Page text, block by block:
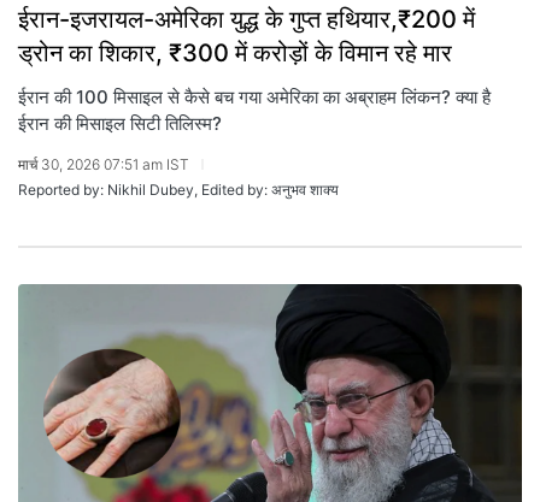
ईरान-इजरायल-अमेरिका युद्ध के गुप्त हथियार,₹200 में
ड्रोन का शिकार, ₹300 में करोड़ों के विमान रहे मार
ईरान की 100 मिसाइल से कैसे बच गया अमेरिका का अब्राहम लिंकन? क्या है
ईरान की मिसाइल सिटी तिलिस्म?
मार्च 30, 2026 07:51 am IST
Reported by: Nikhil Dubey, Edited by: अनुभव शाक्य